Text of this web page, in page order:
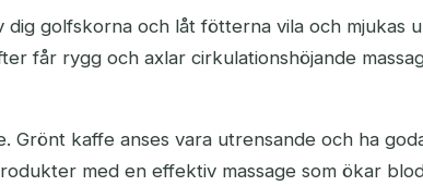
dig golfskorna och låt fötterna vila och mjukas
får rygg och axlar cirkulationshöjande
kaffe anses vara utrensande och ha
med en effektiv massage som ökar